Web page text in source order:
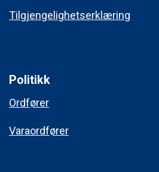
Tilgjengelighetserklæring
Politikk
Ordfører
Varaordfører